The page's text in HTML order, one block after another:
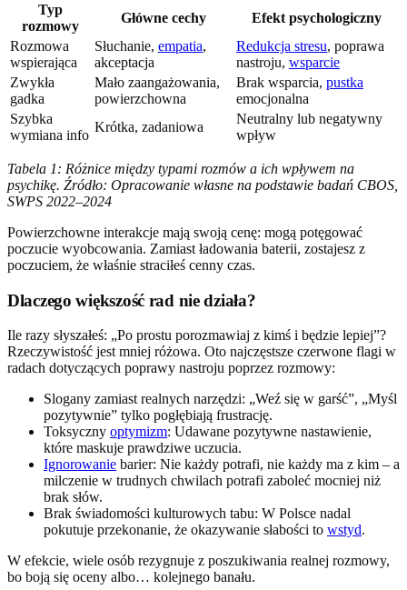
Typ
rozmowy
Główne cechy
Efekt psychologiczny
Rozmowa
wspierająca
Słuchanie, empatia,
akceptacja
Redukcja stresu, poprawa
nastroju, wsparcie
Zwykła
gadka
Mało zaangażowania,
powierzchowna
Brak wsparcia, pustka
emocjonalna
Szybka
wymiana info
Krótka, zadaniowa
Neutralny lub negatywny
wpływ
Tabela 1: Różnice między typami rozmów a ich wpływem na
psychikę. Źródło: Opracowanie własne na podstawie badań CBOS,
SWPS 2022–2024
Powierzchowne interakcje mają swoją cenę: mogą potęgować
poczucie wyobcowania. Zamiast ładowania baterii, zostajesz z
poczuciem, że właśnie straciłeś cenny czas.
Dlaczego większość rad nie działa?
Ile razy słyszałeś: „Po prostu porozmawiaj z kimś i będzie lepiej”?
Rzeczywistość jest mniej różowa. Oto najczęstsze czerwone flagi w
radach dotyczących poprawy nastroju poprzez rozmowy:
Slogany zamiast realnych narzędzi: „Weź się w garść”, „Myśl
pozytywnie” tylko pogłębiają frustrację.
Toksyczny optymizm: Udawane pozytywne nastawienie,
które maskuje prawdziwe uczucia.
Ignorowanie barier: Nie każdy potrafi, nie każdy ma z kim – a
milczenie w trudnych chwilach potrafi zaboleć mocniej niż
brak słów.
Brak świadomości kulturowych tabu: W Polsce nadal
pokutuje przekonanie, że okazywanie słabości to wstyd.
W efekcie, wiele osób rezygnuje z poszukiwania realnej rozmowy,
bo boją się oceny albo… kolejnego banału.